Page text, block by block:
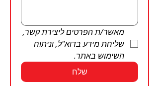
השימוש באתר.
שלח